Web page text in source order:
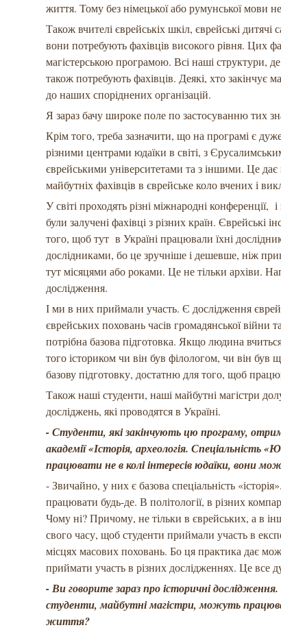
життя. Тому без німецької або румунської мови
Також вчителі єврейськіх шкіл, єврейські дитячі
вони потребують фахівців високого рівня. Цих
магістерською програмою. Всі наші структури,
також потребують фахівців. Деякі, хто закінчує
до наших споріднених організацій.
Я зараз бачу широке поле по застосуванню тих
Крім того, треба зазначити, що на програмі є
різними центрами юдаїки в світі, з
єврейськими університетами та з іншими. Це
майбутніх фахівців в єврейське коло вчених і
У світі проходять різні міжнародні
були залучені фахівці з різних країн. Єврейські
того, щоб тут в Україні працювали їхні
дослідниками, бо це зручніше і дешевше, ніж
тут місяцями або роками. Це не тільки архіви.
дослідження.
І ми в них приймали участь. Є дослідження
єврейських поховань часів громадянської війни
потрібна базова підготовка. Якщо людина
того істориком чи він був філологом, чи він був
базову підготовку, достатню для того, щоб
Також наші студенти, наші майбутні магістри
досліджень, які проводятся в Україні.
- Студенти, які закінчують цю програму,
академії «Історія, археологія. Спеціальність
працювати не в колі інтересів юдаїки, вони
- Звичайно, у них є базова спеціальність
працювати будь-де. В політології, в різних
Чому ні? Причому, не тільки в єврейських, а в
свого часу, щоб студенти приймали участь в
місцях масових поховань. Бо ця практика дає
приймати участь в різних дослідженнях. Це все
- Ви говорите зараз про історичні
студенти, майбутні магістри, можуть
життя?